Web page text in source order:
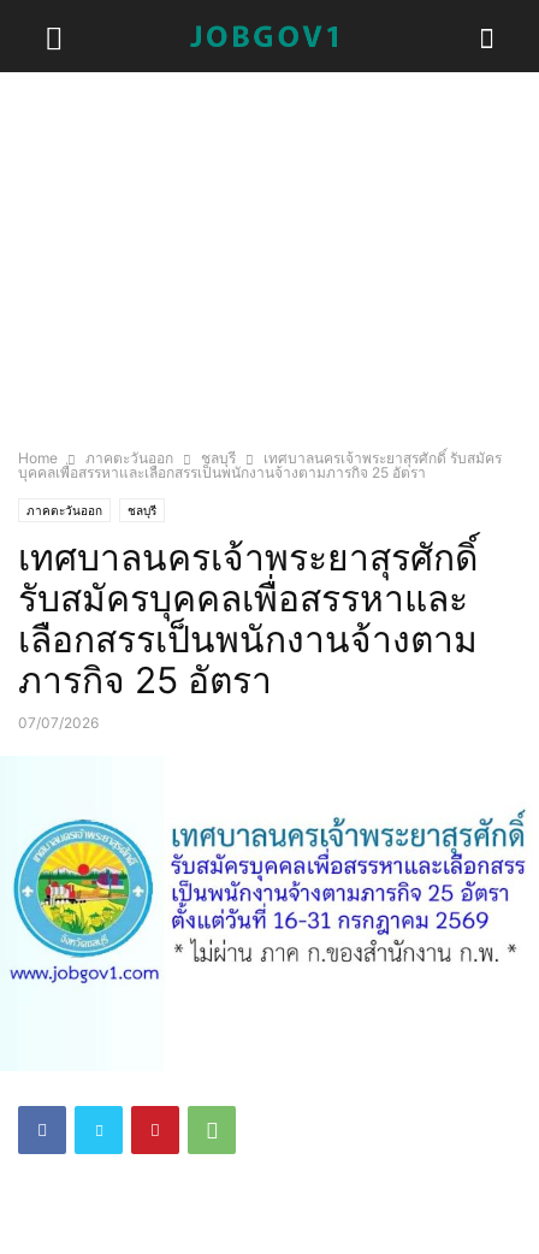
Home ภาคตะวันออก ชลบุรี
เทศบาลนครเจ้าพระยาสุรศักดิ์ รับสมัคร
บุคคลเพื่อสรรหาและเลือกสรรเป็นพนักงานจ้างตามภารกิจ 25 อัตรา
ภาคตะวันออก ชลบุรี
เทศบาลนครเจ้าพระยาสุรศักดิ์
รับสมัครบุคคลเพื่อสรรหาและ
เลือกสรรเป็นพนักงานจ้างตาม
ภารกิจ 25 อัตรา
07/07/2026